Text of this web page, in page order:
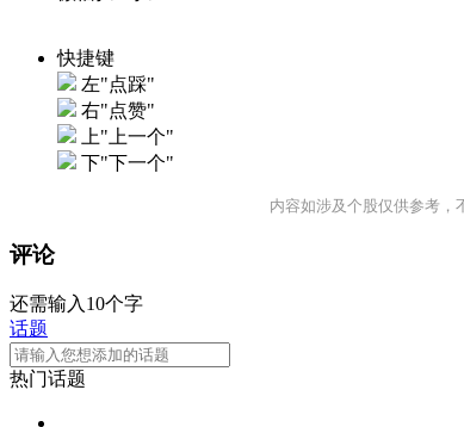
快捷键
左"点踩"
右"点赞"
上"上一个"
下"下一个"
内容如涉及个股仅供参考，
评论
还需输入10个字
话题
热门话题